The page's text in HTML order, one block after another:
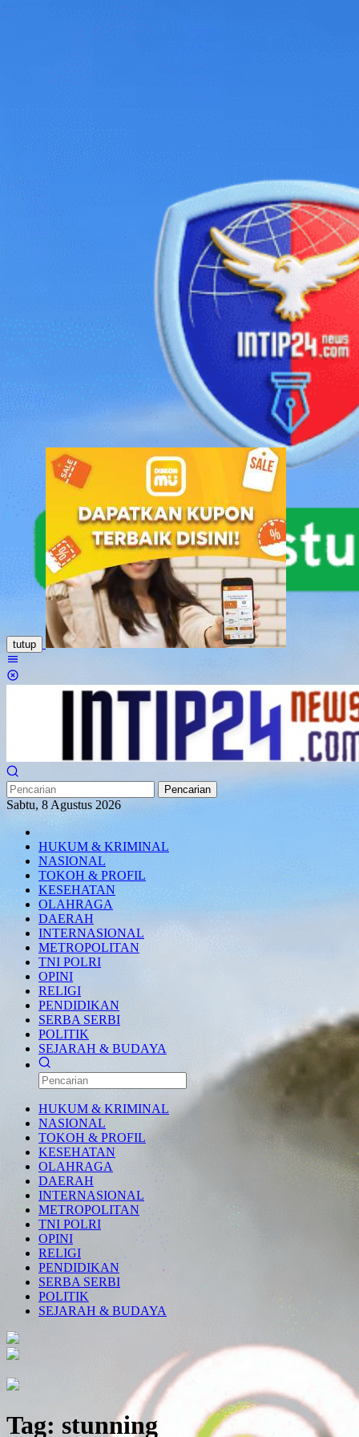
tutup
Pencarian
Sabtu, 8 Agustus 2026
HUKUM & KRIMINAL
NASIONAL
TOKOH & PROFIL
KESEHATAN
OLAHRAGA
DAERAH
INTERNASIONAL
METROPOLITAN
TNI POLRI
OPINI
RELIGI
PENDIDIKAN
SERBA SERBI
POLITIK
SEJARAH & BUDAYA
HUKUM & KRIMINAL
NASIONAL
TOKOH & PROFIL
KESEHATAN
OLAHRAGA
DAERAH
INTERNASIONAL
METROPOLITAN
TNI POLRI
OPINI
RELIGI
PENDIDIKAN
SERBA SERBI
POLITIK
SEJARAH & BUDAYA
Tag: stunning